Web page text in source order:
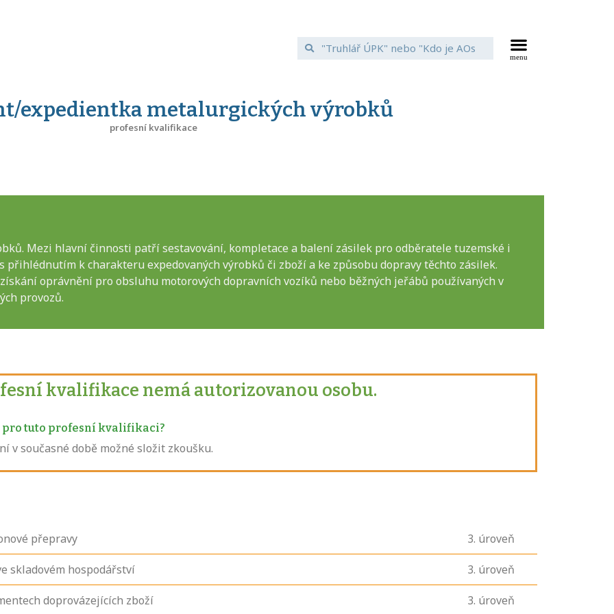
expedientka metalurgických výrobků
profesní kvalifikace
Mezi hlavní činnosti patří sestavování, kompletace a balení zásilek pro odběratele tuzemské i
k charakteru expedovaných výrobků či zboží a ke způsobu dopravy těchto zásilek.
oprávnění pro obsluhu motorových dopravních vozíků nebo běžných jeřábů používaných v
provozů.
kvalifikace nemá autorizovanou osobu.
pro tuto profesní kvalifikaci?
v současné době možné složit zkoušku.
přepravy 3. úroveň
skladovém hospodářství 3. úroveň
doprovázejících zboží 3. úroveň